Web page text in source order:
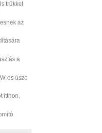
trükkel
az
a
os úszó
itthon,